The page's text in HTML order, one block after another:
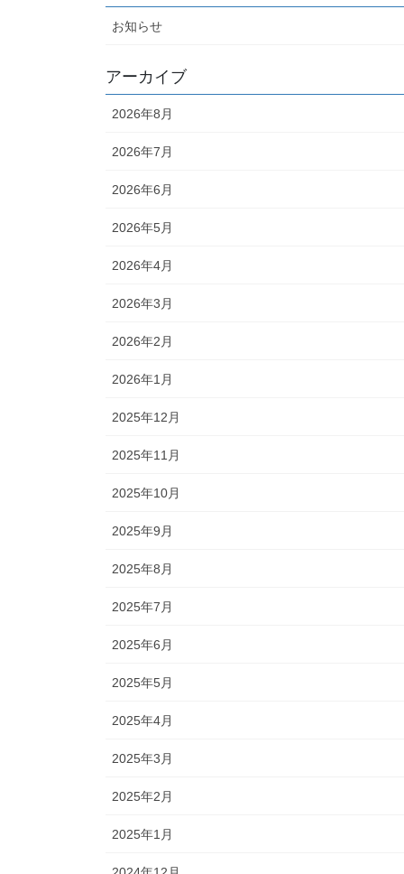
お知らせ
アーカイブ
2026年8月
2026年7月
2026年6月
2026年5月
2026年4月
2026年3月
2026年2月
2026年1月
2025年12月
2025年11月
2025年10月
2025年9月
2025年8月
2025年7月
2025年6月
2025年5月
2025年4月
2025年3月
2025年2月
2025年1月